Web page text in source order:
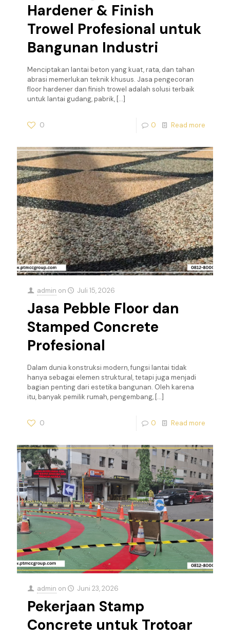
Hardener & Finish
Trowel Profesional untuk
Bangunan Industri
Menciptakan lantai beton yang kuat, rata, dan tahan
abrasi memerlukan teknik khusus. Jasa pengecoran
floor hardener dan finish trowel adalah solusi terbaik
untuk lantai gudang, pabrik, […]
0 0 Read more
admin on Juli 15, 2026
Jasa Pebble Floor dan
Stamped Concrete
Profesional
Dalam dunia konstruksi modern, fungsi lantai tidak
hanya sebagai elemen struktural, tetapi juga menjadi
bagian penting dari estetika bangunan. Oleh karena
itu, banyak pemilik rumah, pengembang, […]
0 0 Read more
admin on Juni 23, 2026
Pekerjaan Stamp
Concrete untuk Trotoar